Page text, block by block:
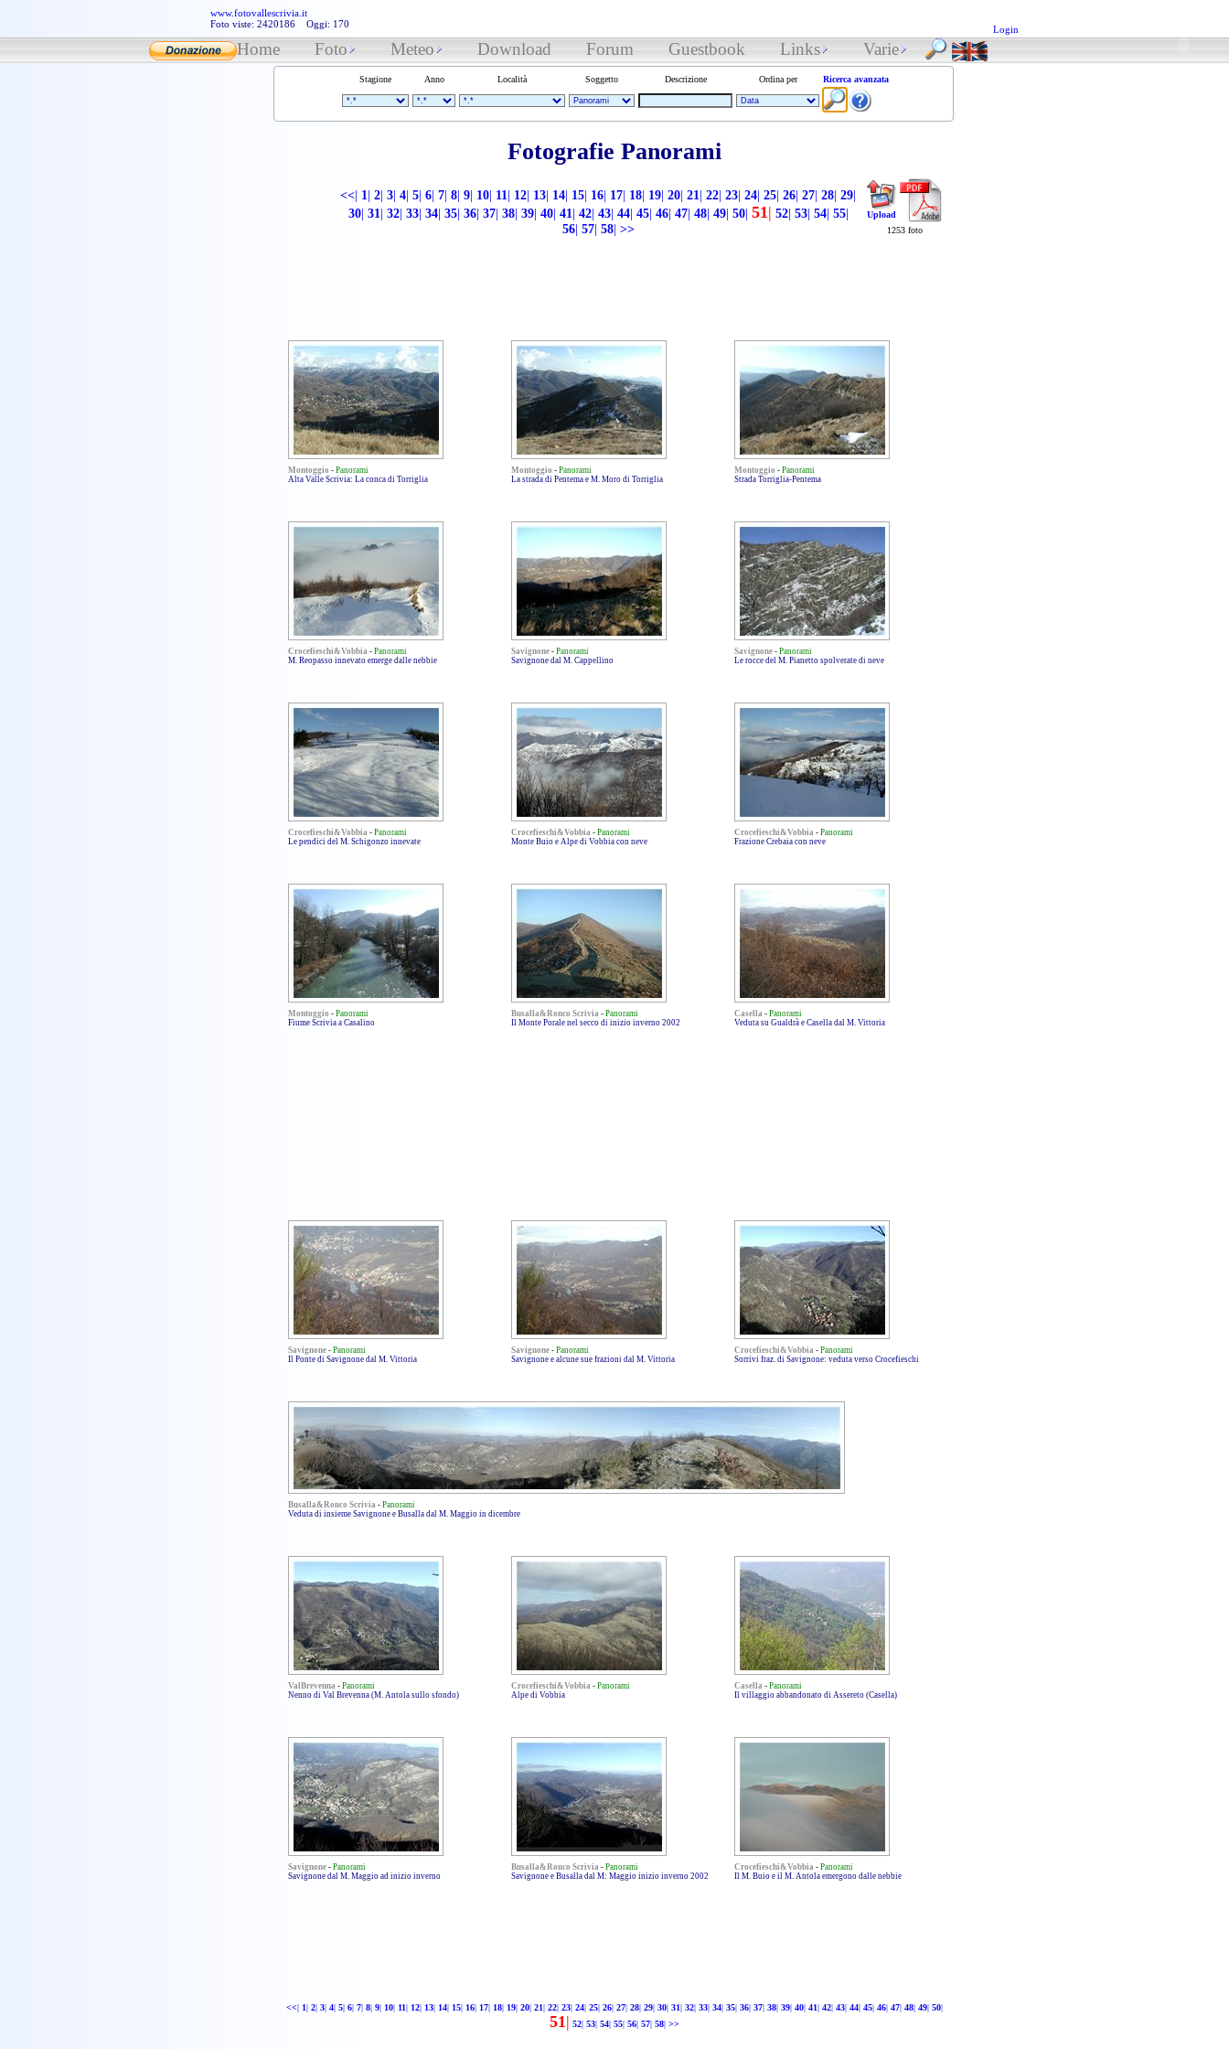
www.fotovallescrivia.it
Foto viste: 2420186 Oggi: 170
Login
Home Foto Meteo Download Forum Guestbook Links Varie
Stagione Anno Località Soggetto Descrizione Ordina per Ricerca avanzata
Fotografie Panorami
<< 1 2 3 4 5 6 7 8 9 10 11 12 13 14 15 16 17 18 19 20 21 22 23 24 25 26 27 28 29
30| 31| 32| 33| 34| 35| 36| 37| 38| 39| 40| 41| 42| 43| 44| 45| 46| 47| 48| 49| 50| 51| 52| 53| 54| 55|
56| 57| 58| >>
Upload
1253 foto
Montoggio - Panorami
Alta Valle Scrivia: La conca di Torriglia
Montoggio - Panorami
La strada di Pentema e M. Moro di Torriglia
Montoggio - Panorami
Strada Torriglia-Pentema
Crocefieschi&Vobbia - Panorami
M. Reopasso innevato emerge dalle nebbie
Savignone - Panorami
Savignone dal M. Cappellino
Savignone - Panorami
Le rocce del M. Pianetto spolverate di neve
Crocefieschi&Vobbia - Panorami
Le pendici del M. Schigonzo innevate
Crocefieschi&Vobbia - Panorami
Monte Buio e Alpe di Vobbia con neve
Crocefieschi&Vobbia - Panorami
Frazione Crebaia con neve
Montoggio - Panorami
Fiume Scrivia a Casalino
Busalla&Ronco Scrivia - Panorami
Il Monte Porale nel secco di inizio inverno 2002
Casella - Panorami
Veduta su Gualdrà e Casella dal M. Vittoria
Savignone - Panorami
Il Ponte di Savignone dal M. Vittoria
Savignone - Panorami
Savignone e alcune sue frazioni dal M. Vittoria
Crocefieschi&Vobbia - Panorami
Sorrivi fraz. di Savignone: veduta verso Crocefieschi
Busalla&Ronco Scrivia - Panorami
Veduta di insieme Savignone e Busalla dal M. Maggio in dicembre
ValBrevenna - Panorami
Nenno di Val Brevenna (M. Antola sullo sfondo)
Crocefieschi&Vobbia - Panorami
Alpe di Vobbia
Casella - Panorami
Il villaggio abbandonato di Assereto (Casella)
Savignone - Panorami
Savignone dal M. Maggio ad inizio inverno
Busalla&Ronco Scrivia - Panorami
Savignone e Busalla dal M: Maggio inizio inverno 2002
Crocefieschi&Vobbia - Panorami
Il M. Buio e il M. Antola emergono dalle nebbie
<<| 1| 2| 3| 4| 5| 6| 7| 8| 9| 10| 11| 12| 13| 14| 15| 16| 17| 18| 19| 20| 21| 22| 23| 24| 25| 26| 27| 28| 29| 30| 31| 32| 33| 34| 35| 36| 37| 38| 39| 40| 41| 42| 43| 44| 45| 46| 47| 48| 49| 50|
51| 52| 53| 54| 55| 56| 57| 58| >>